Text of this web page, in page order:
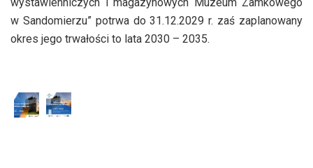
w Sandomierzu” potrwa do 31.12.2029 r. zaś zaplanowany
okres jego trwałości to lata 2030 – 2035.